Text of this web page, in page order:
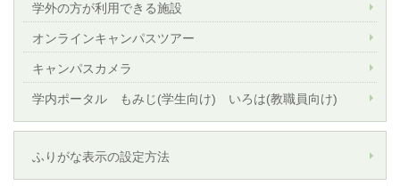
学外の方が利用できる施設
オンラインキャンパスツアー
キャンパスカメラ
学内ポータル もみじ(学生向け) いろは(教職員向け)
ふりがな表示の設定方法